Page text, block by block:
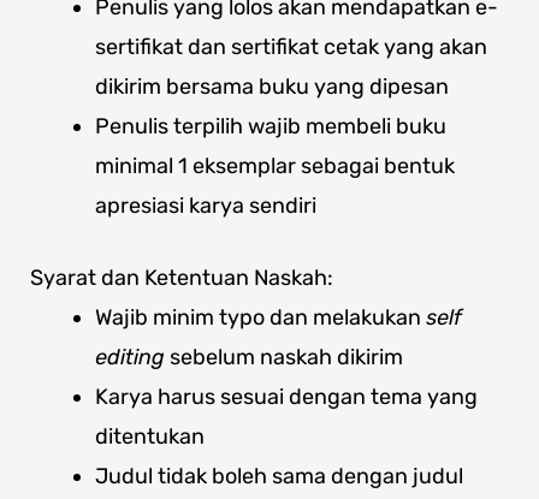
Penulis yang lolos akan mendapatkan e-
sertifikat dan sertifikat cetak yang akan
dikirim bersama buku yang dipesan
Penulis terpilih wajib membeli buku
minimal 1 eksemplar sebagai bentuk
apresiasi karya sendiri
Syarat dan Ketentuan Naskah:
Wajib minim typo dan melakukan self
editing sebelum naskah dikirim
Karya harus sesuai dengan tema yang
ditentukan
Judul tidak boleh sama dengan judul